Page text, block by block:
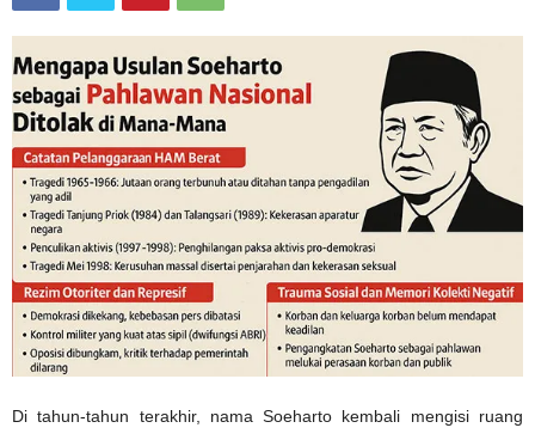
Di tahun-tahun terakhir, nama Soeharto kembali mengisi ruang